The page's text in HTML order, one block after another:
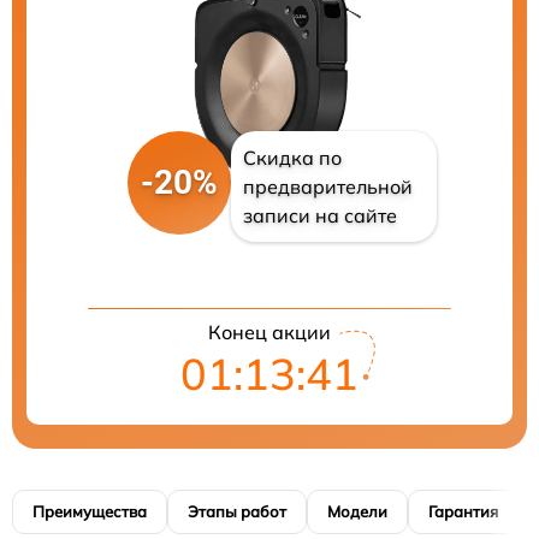
-20%
Скидка по
предварительной
записи на сайте
Конец акции
01:13:40
Преимущества Этапы работ Модели Гарантия